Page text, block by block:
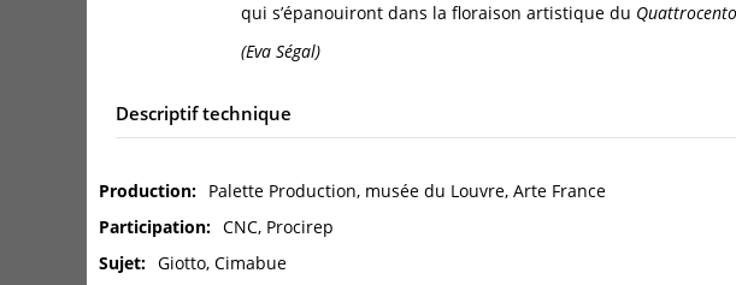
qui s’épanouiront dans la floraison artistique du Quattrocento
(Eva Ségal)
Descriptif technique
Production
Palette Production, musée du Louvre, Arte France
Participation
CNC, Procirep
Sujet
Giotto, Cimabue